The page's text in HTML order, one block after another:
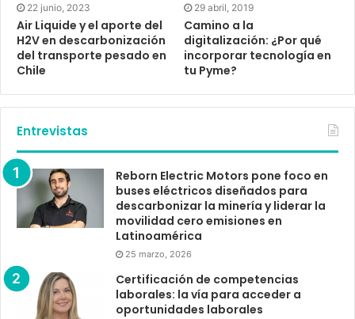
22 junio, 2023
Air Liquide y el aporte del
H2V en descarbonización
del transporte pesado en
Chile
29 abril, 2019
Camino a la
digitalización: ¿Por qué
incorporar tecnología en
tu Pyme?
Entrevistas
Reborn Electric Motors pone foco en
buses eléctricos diseñados para
descarbonizar la minería y liderar la
movilidad cero emisiones en
Latinoamérica
25 marzo, 2026
Certificación de competencias
laborales: la vía para acceder a
oportunidades laborales